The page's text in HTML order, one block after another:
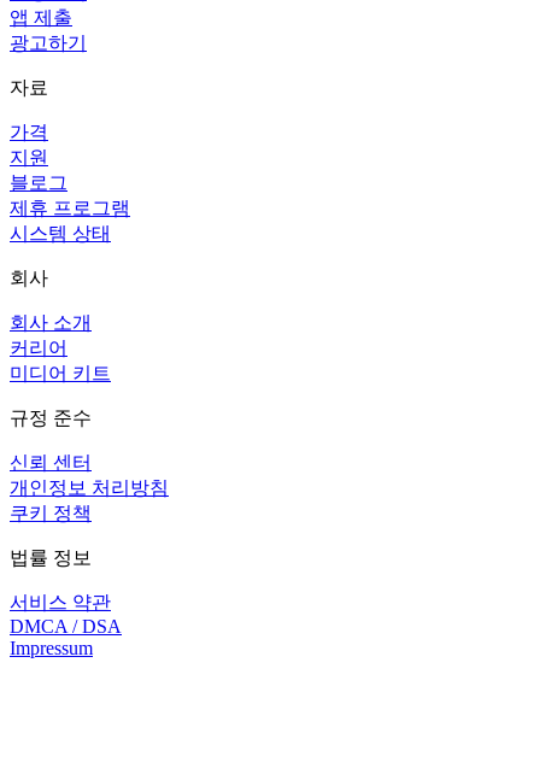
앱 제출
광고하기
자료
가격
지원
블로그
제휴 프로그램
시스템 상태
회사
회사 소개
커리어
미디어 키트
규정 준수
신뢰 센터
개인정보 처리방침
쿠키 정책
법률 정보
서비스 약관
DMCA / DSA
Impressum